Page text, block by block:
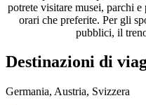
potrete visitare musei, parchi
orari che preferite. Per gli
pubblici, il
Destinazioni di
Germania, Austria, Svizzera